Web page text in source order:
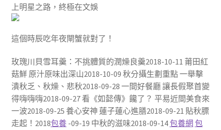
上明星之路，終極在文娛
這個時辰吃年夜閘蟹就對了！
玫瑰川貝雪耳羹：不挑體質的潤燥良羹2018-10-11 莆田紅
菇鮮 原汁原味出深山2018-10-09 秋分攝生劃重點 一舉擊
潰秋乏、秋燥、悲秋2018-09-28 一間好餐廳 讓長假聚首變
得嗨嗨嗨2018-09-27 看《如懿傳》饞了？ 平易近間美食來
一波2018-09-25 養心安神 蓮子蓮心進膳2018-09-21 貼秋膘
走起！2018包養-09-19 中秋的滋味2018-09-14包養網 包